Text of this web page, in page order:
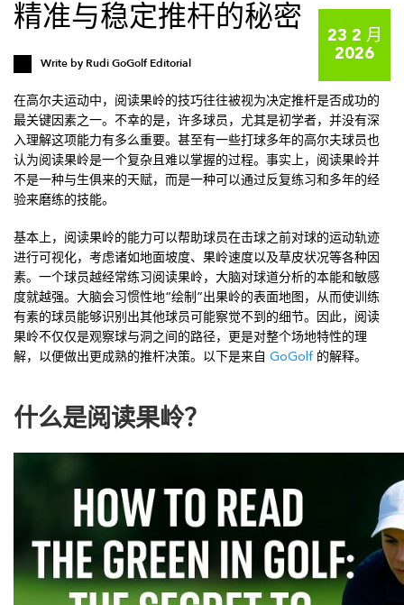
精准与稳定推杆的秘密
23 2 月
2026
Write by Rudi GoGolf Editorial
在高尔夫运动中，阅读果岭的技巧往往被视为决定推杆是否成功的
最关键因素之一。不幸的是，许多球员，尤其是初学者，并没有深
入理解这项能力有多么重要。甚至有一些打球多年的高尔夫球员也
认为阅读果岭是一个复杂且难以掌握的过程。事实上，阅读果岭并
不是一种与生俱来的天赋，而是一种可以通过反复练习和多年的经
验来磨练的技能。
基本上，阅读果岭的能力可以帮助球员在击球之前对球的运动轨迹
进行可视化，考虑诸如地面坡度、果岭速度以及草皮状况等各种因
素。一个球员越经常练习阅读果岭，大脑对球道分析的本能和敏感
度就越强。大脑会习惯性地“绘制”出果岭的表面地图，从而使训练
有素的球员能够识别出其他球员可能察觉不到的细节。因此，阅读
果岭不仅仅是观察球与洞之间的路径，更是对整个场地特性的理
解，以便做出更成熟的推杆决策。以下是来自 GoGolf 的解释。
什么是阅读果岭？